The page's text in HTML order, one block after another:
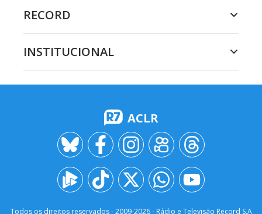
RECORD
INSTITUCIONAL
ACLR
Todos os direitos reservados - 2009-2026- Rádio e Televisão Record S.A